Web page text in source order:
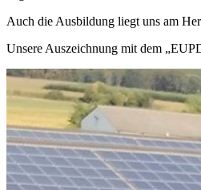
Auch die Ausbildung liegt uns am
Unsere Auszeichnung mit dem